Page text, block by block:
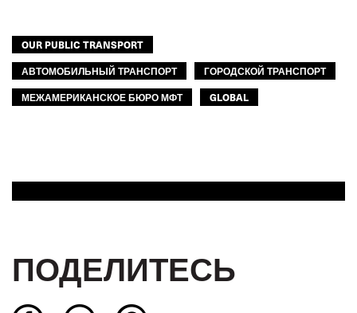
OUR PUBLIC TRANSPORT
АВТОМОБИЛЬНЫЙ ТРАНСПОРТ
ГОРОДСКОЙ ТРАНСПОРТ
МЕЖАМЕРИКАНСКОЕ БЮРО МФТ
GLOBAL
ПОДЕЛИТЕСЬ